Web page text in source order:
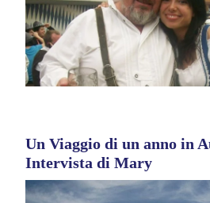
Un Viaggio di un anno in
Intervista di Mary